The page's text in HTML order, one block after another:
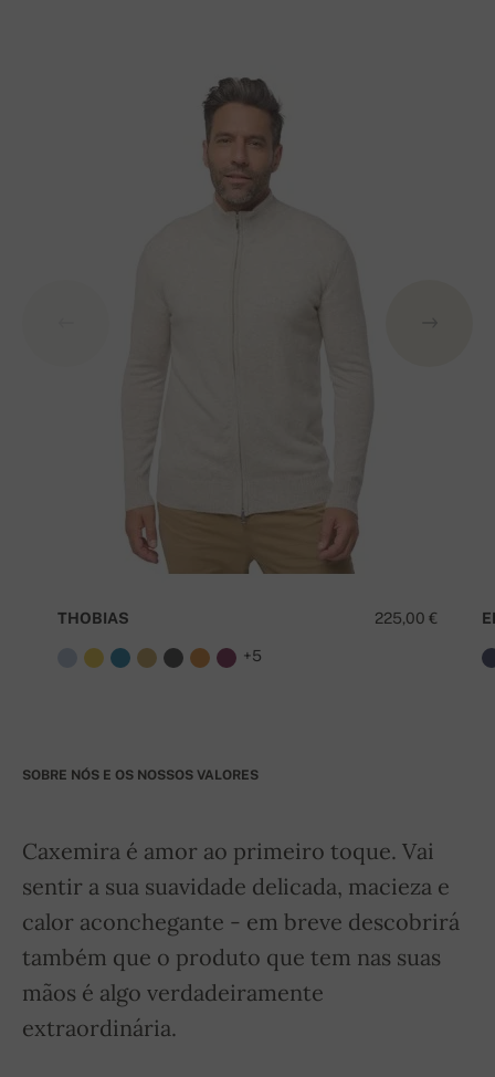
225,00 €
THOBIAS
+5
SOBRE NÓS E OS NOSSOS VALORES
Caxemira é amor ao primeiro toque. Vai
sentir a sua suavidade delicada, macieza e
calor aconchegante - em breve descobrirá
também que o produto que tem nas suas
mãos é algo verdadeiramente
extraordinária.